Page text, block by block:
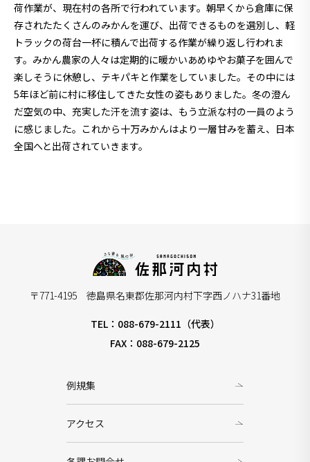
荷作業が、現在村の各所で行われています。朝早くから倉庫に保
存されたたくさんのみかんを運び、出荷できるものを選別し、軽
トラックの荷台一杯に積んで出荷する作業が繰り返し行われま
す。みかん農家の人々は定期的に暖かいあめゆやお菓子を囲んで
楽しそうに休憩し、テキパキと作業をしていました。その中には
5年ほど前に村に移住してきた女性の姿もありました。冬の澄ん
だ空気の中、充実した汗を流す姿は、もう立派な村の一員のよう
に感じました。これから十万みかんはより一層甘みを蓄え、日本
全国へと出荷されていきます。
〒771-4195 徳島県名東郡佐那河内村下字西ノハナ31番地
TEL：088-679-2111（代表）
FAX：088-679-2125
例規集
アクセス